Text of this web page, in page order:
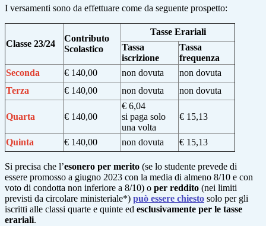
I versamenti sono da effettuare come da seguente prospetto:
Classe 23/24
Contributo
Scolastico
Tasse Erariali
Tassa
iscrizione
Tassa
frequenza
Seconda
€ 140,00 non dovuta
non dovuta
Terza
€ 140,00 non dovuta non dovuta
Quarta € 140,00
€ 6,04
si paga solo
una volta
€ 15,13
Quinta € 140,00 non dovuta € 15,13
Si precisa che l’esonero per merito (se lo studente prevede di
essere promosso a giugno 2023 con la media di almeno 8/10 e con
voto di condotta non inferiore a 8/10) o per reddito (nei limiti
previsti da circolare ministeriale*) può essere chiesto solo per gli
iscritti alle classi quarte e quinte ed esclusivamente per le tasse
erariali.